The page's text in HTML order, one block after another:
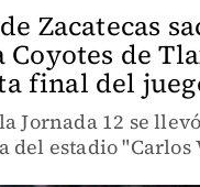
Zacatecas
Coyotes de
final del
Jornada 12 se
del estadio "Carlos